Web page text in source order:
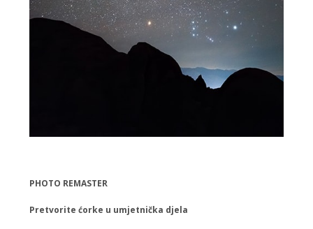
PHOTO REMASTER
Pretvorite ćorke u umjetnička djela